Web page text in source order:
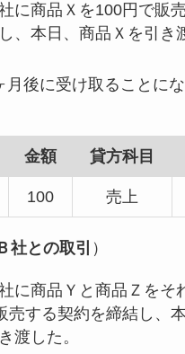
に商品Ｘを100円で販
、本日、商品Ｘを引き
月後に受け取ることに
金額 貸方科目
100 売上
との取引 ）
に商品Ｙと商品Ｚをそ
売する契約を締結し、
渡した。